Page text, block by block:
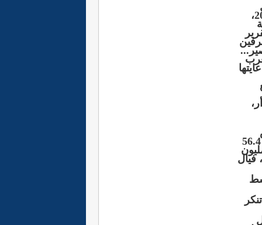
تراب الصحراء الغربية، ومصادقة البرلمان الأوروبي عليه 12 فبراير 2019،
الأمن، عندما اكد ان ميزانية اعضاء المينورصو البالغين 235 فردا، بلغت 56.4
يتجاوزون 90000 لم تتجاوز ميزانيتهم 59 مليون
فيال